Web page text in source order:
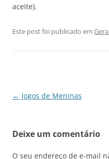
aceite).
Este post foi publicado em
Navegação
← Jogos de Meninas
Deixe um comentário
O seu endereço de e-mail